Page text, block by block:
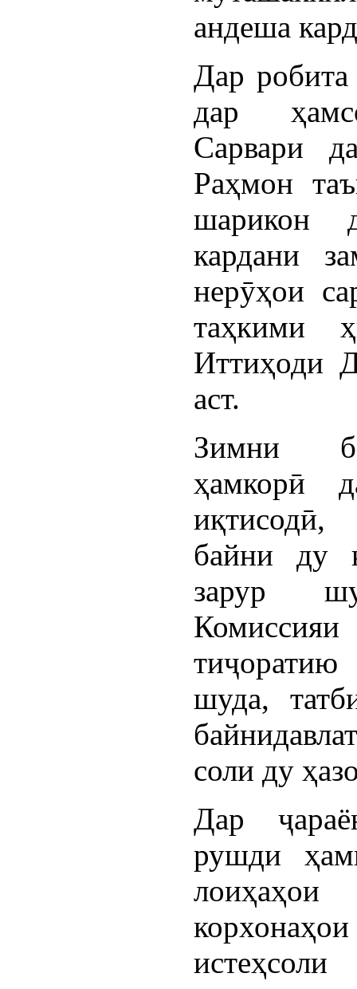
андеша
Дар робита
дар
Сарвари
Раҳмон
шарикон
кардани
нерӯҳои
таҳкими
Иттиҳоди
аст.
Зимни
ҳамкорӣ
байни ду
зарур
шуда,
соли ду
Дар
рушди
лоиҳаҳои